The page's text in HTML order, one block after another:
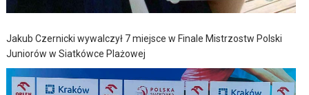
Jakub Czernicki wywalczył 7 miejsce w Finale Mistrzostw Polski
Juniorów w Siatkówce Plażowej